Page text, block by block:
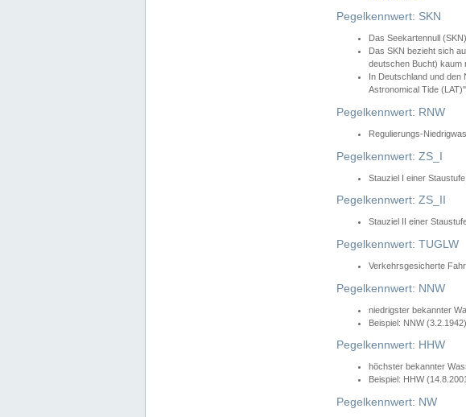
Pegelkennwert: SKN
Das Seekartennull
Das SKN bezieht sich
deutschen Bucht) kaum
In Deutschland und
Astronomical Tide
Pegelkennwert: RNW
Regulierungs-
Pegelkennwert: ZS_I
Stauziel I einer
Pegelkennwert: ZS_II
Stauziel II einer
Pegelkennwert: TUGLW
Verkehrsgesicherte
Pegelkennwert: NNW
niedrigster bekannter
Beispiel: NNW
Pegelkennwert: HHW
höchster bekannter
Beispiel: HHW
Pegelkennwert: NW